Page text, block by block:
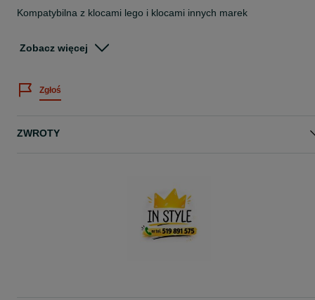
Kompatybilna z klocami lego i klocami innych marek
Cena 1szt/39zł
SZYBKA WYSYŁKA
Zobacz więcej
Zgłoś
ZWROTY